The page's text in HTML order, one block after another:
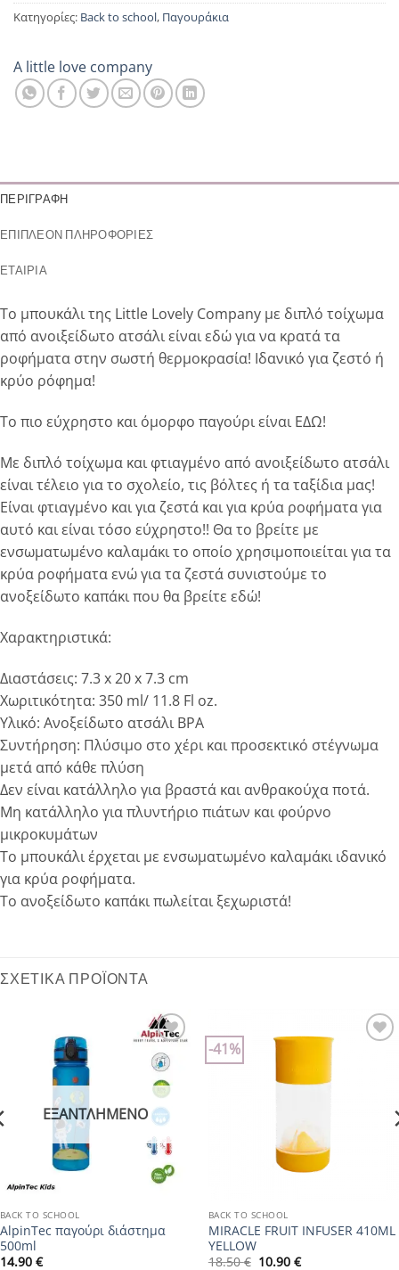
Κατηγορίες: Back to school, Παγουράκια
A little love company
ΠΕΡΙΓΡΑΦΉ
ΕΠΙΠΛΈΟΝ ΠΛΗΡΟΦΟΡΊΕΣ
ΕΤΑΙΡΊΑ
Το μπουκάλι της Little Lovely Company με διπλό τοίχωμα
από ανοιξείδωτο ατσάλι είναι εδώ για να κρατά τα
ροφήματα στην σωστή θερμοκρασία! Ιδανικό για ζεστό ή
κρύο ρόφημα!
Το πιο εύχρηστο και όμορφο παγούρι είναι ΕΔΩ!
Με διπλό τοίχωμα και φτιαγμένο από ανοιξείδωτο ατσάλι
είναι τέλειο για το σχολείο, τις βόλτες ή τα ταξίδια μας!
Είναι φτιαγμένο και για ζεστά και για κρύα ροφήματα για
αυτό και είναι τόσο εύχρηστο!! Θα το βρείτε με
ενσωματωμένο καλαμάκι το οποίο χρησιμοποιείται για τα
κρύα ροφήματα ενώ για τα ζεστά συνιστούμε το
ανοξείδωτο καπάκι που θα βρείτε εδώ!
Χαρακτηριστικά:
Διαστάσεις: 7.3 x 20 x 7.3 cm
Χωριτικότητα: 350 ml/ 11.8 Fl oz.
Υλικό: Ανοξείδωτο ατσάλι BPA
Συντήρηση: Πλύσιμο στο χέρι και προσεκτικό στέγνωμα
μετά από κάθε πλύση
Δεν είναι κατάλληλο για βραστά και ανθρακούχα ποτά.
Μη κατάλληλο για πλυντήριο πιάτων και φούρνο
μικροκυμάτων
Το μπουκάλι έρχεται με ενσωματωμένο καλαμάκι ιδανικό
για κρύα ροφήματα.
Το ανοξείδωτο καπάκι πωλείται ξεχωριστά!
ΣΧΕΤΙΚΆ ΠΡΟΪΌΝΤΑ
Add to
wishlist
ΕΞΑΝΤΛΗΜΈΝΟ
BACK TO SCHOOL
AlpinTec παγούρι διάστημα
500ml
14.90 €
-41%
BACK TO SCHOOL
MIRACLE FRUIT INFUSER 410ML
YELLOW
18.50€ Original
10.90 €Η